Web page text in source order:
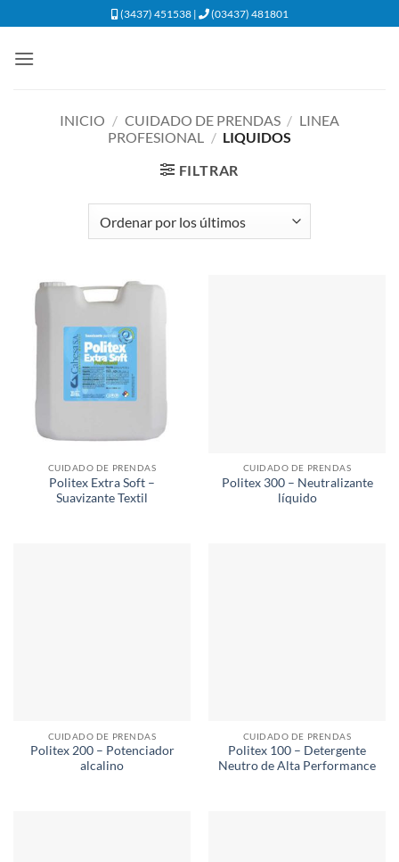
al
contenido
(3437) 451538 | (03437) 481801
INICIO / CUIDADO DE PRENDAS / LINEA
PROFESIONAL / LIQUIDOS
FILTRAR
CUIDADO DE PRENDAS
Politex Extra Soft –
Suavizante Textil
CUIDADO DE PRENDAS
Politex 300 – Neutralizante
líquido
CUIDADO DE PRENDAS
Politex 200 – Potenciador
alcalino
CUIDADO DE PRENDAS
Politex 100 – Detergente
Neutro de Alta Performance